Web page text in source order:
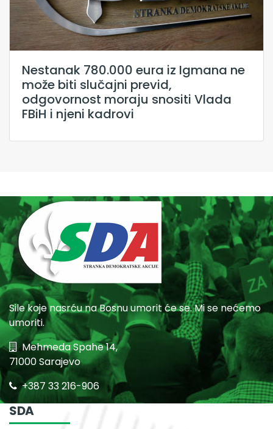
Nestanak 780.000 eura iz Igmana ne
može biti slučajni previd,
odgovornost moraju snositi Vlada
FBiH i njeni kadrovi
Sile koje nasrću na Bosnu umorit će se. Mi se nećemo
umoriti.
Mehmeda Spahe 14,
71000 Sarajevo
+387 33 216-906
SDA